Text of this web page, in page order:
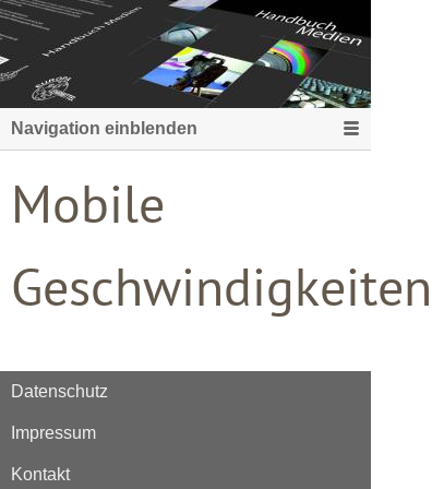
Navigation einblenden
Mobile
Geschwindigkeiten
Datenschutz
Impressum
Kontakt